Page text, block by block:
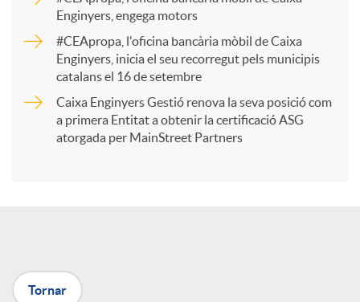
r
t
Enginyers, engega motors
#CEApropa, l'oficina bancària mòbil de Caixa
Enginyers, inicia el seu recorregut pels municipis
catalans el 16 de setembre
Caixa Enginyers Gestió renova la seva posició com
a primera Entitat a obtenir la certificació ASG
atorgada per MainStreet Partners
Tornar